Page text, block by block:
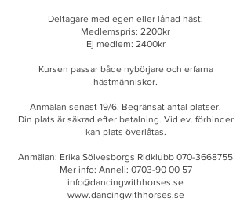
Deltagare med egen eller lånad häst:
Medlemspris: 2200kr
Ej medlem: 2400kr
Kursen passar både nybörjare och erfarna
hästmänniskor.
Anmälan senast 19/6. Begränsat antal platser.
Din plats är säkrad efter betalning. Vid ev. förhinder
kan plats överlåtas.
Anmälan: Erika Sölvesborgs Ridklubb 070-3668755
Mer info: Anneli: 0703-90 00 57
info@dancingwithhorses.se
www.dancingwithhorses.se